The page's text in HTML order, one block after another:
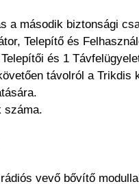
a második biztonsági
Telepítő és
és 1
távolról a Trikdis
száma.
vevő bővítő